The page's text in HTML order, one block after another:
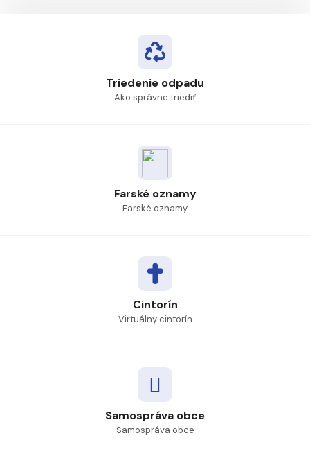
Triedenie odpadu
Ako správne triediť
Farské oznamy
Farské oznamy
Cintorín
Virtuálny cintorín
Samospráva obce
Samospráva obce